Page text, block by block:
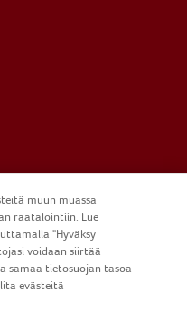
muun muassa
räätälöintiin. Lue
"Hyväksy
voidaan siirtää
samaa tietosuojan tasoa
evästeitä